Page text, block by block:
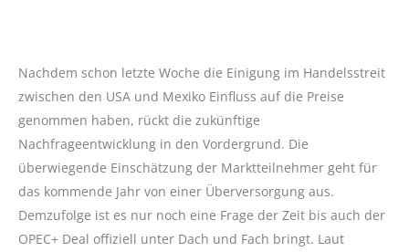
Nachdem schon letzte Woche die Einigung im Handelsstreit
zwischen den USA und Mexiko Einfluss auf die Preise
genommen haben, rückt die zukünftige
Nachfrageentwicklung in den Vordergrund. Die
überwiegende Einschätzung der Marktteilnehmer geht für
das kommende Jahr von einer Überversorgung aus.
Demzufolge ist es nur noch eine Frage der Zeit bis auch der
OPEC+ Deal offiziell unter Dach und Fach bringt. Laut